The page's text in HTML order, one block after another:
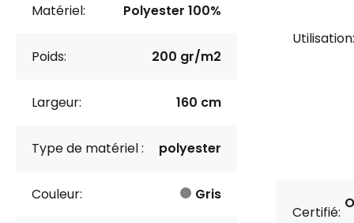
Matériel: Polyester 100%
Poids: 200 gr/m2
Largeur: 160 cm
Type de matériel : polyester
Couleur: Gris
Utilisation:
Certifié: